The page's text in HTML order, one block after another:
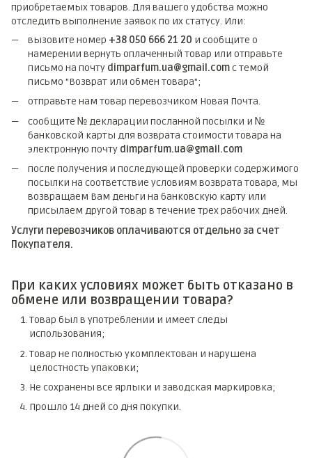
приобретаемых товаров. Для вашего удобства можно
отследить выполнение заявок по их статусу. Или:
вызовите номер +38 050 666 21 20 и сообщите о
намерении вернуть оплаченный товар или отправьте
письмо на почту dimparfum.ua@gmail.comс темой
письмо "Возврат или обмен товара";
отправьте нам товар перевозчиком Новая Почта.
сообщите № декларации посланной посылки и №
банковской карты для возврата стоимости товара на
электронную почту dimparfum.ua@gmail.com
после получения и последующей проверки содержимого
посылки на соответствие условиям возврата товара, мы
возвращаем Вам деньги на банковскую карту или
присылаем другой товар в течение трех рабочих дней.
Услуги перевозчиков оплачиваются отдельно за счет
Покупателя.
При каких условиях может быть отказано в
обмене или возвращении товара?
Товар был в употреблении и имеет следы
использования;
Товар не полностью укомплектован и нарушена
целостность упаковки;
Не сохранены все ярлыки и заводская маркировка;
Прошло 14 дней со дня покупки.